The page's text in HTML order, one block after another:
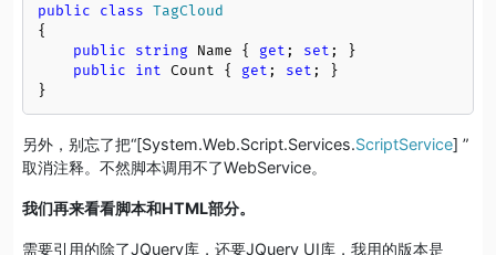
public class TagCloud
{
public
string Name { get ; set ; }
public
int Count { get ; set ; }
}
另外，别忘了把“[System.Web.Script.Services.ScriptService] ”
取消注释。不然脚本调用不了WebService。
我们再来看看脚本和HTML部分。
需要引用的除了JQuery库，还要JQuery UI库，我用的版本是